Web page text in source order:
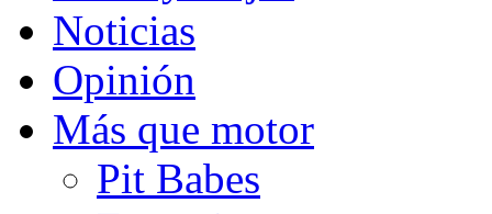
Noticias
Opinión
Más que motor
Pit Babes